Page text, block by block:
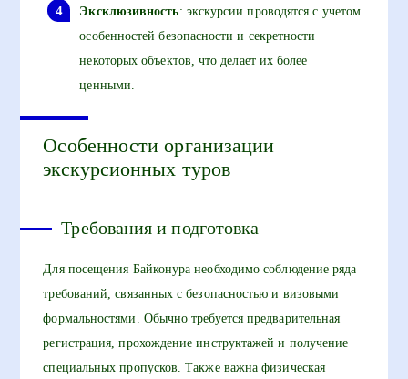
Эксклюзивность: экскурсии проводятся с учетом
особенностей безопасности и секретности
некоторых объектов, что делает их более
ценными.
Особенности организации
экскурсионных туров
Требования и подготовка
Для посещения Байконура необходимо соблюдение ряда
требований, связанных с безопасностью и визовыми
формальностями. Обычно требуется предварительная
регистрация, прохождение инструктажей и получение
специальных пропусков. Также важна физическая